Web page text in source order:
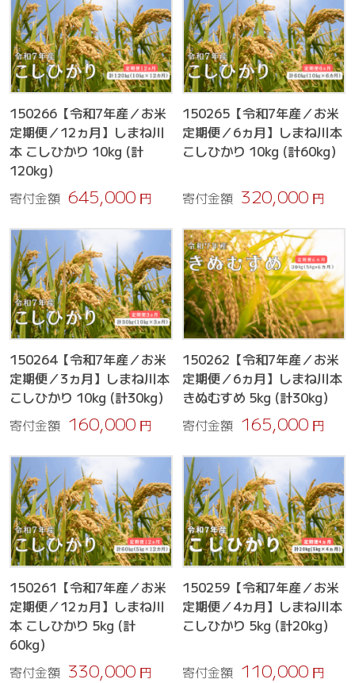
150266【令和7年産／お米
定期便／12ヵ月】しまね川
本 こしひかり 10kg (計
120kg）
寄付金額 645,000 円
150265【令和7年産／お米
定期便／6ヵ月】しまね川本
こしひかり 10kg (計60kg）
寄付金額 320,000 円
150264【令和7年産／お米
定期便／3ヵ月】しまね川本
こしひかり 10kg (計30kg）
寄付金額 160,000 円
150262【令和7年産／お米
定期便／6ヵ月】しまね川本
きぬむすめ 5kg (計30kg）
寄付金額 165,000 円
150261【令和7年産／お米
定期便／12ヵ月】しまね川
本 こしひかり 5kg (計
60kg）
寄付金額 330,000 円
150259【令和7年産／お米
定期便／4ヵ月】しまね川本
こしひかり 5kg (計20kg）
寄付金額 110,000 円